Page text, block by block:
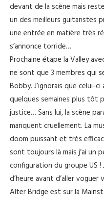
devant de la scène mais
un des meilleurs guitaristes
une entrée en matière très
s’annonce torride…
Prochaine étape la Valley
ne sont que 3 membres qui
Bobby. J’ignorais que celui-
quelques semaines plus tôt
justice… Sans lui, la scène
manquent cruellement. La
doom puissant et très
sont toujours là mais j’ai un
configuration du groupe US
d’heure avant d’aller
Alter Bridge est sur la